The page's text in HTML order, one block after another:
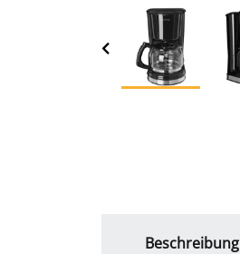
Beschreibung